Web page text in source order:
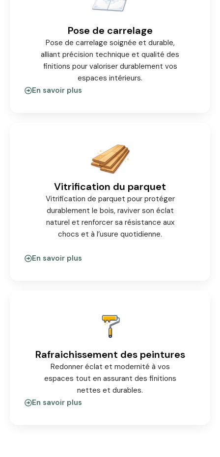
Pose de carrelage
Pose de carrelage soignée et durable,
alliant précision technique et qualité des
finitions pour valoriser durablement vos
espaces intérieurs.
En savoir plus
Vitrification du parquet
Vitrification de parquet pour protéger
durablement le bois, raviver son éclat
naturel et renforcer sa résistance aux
chocs et à l’usure quotidienne.
En savoir plus
Rafraichissement des peintures
Redonner éclat et modernité à vos
espaces tout en assurant des finitions
nettes et durables.
En savoir plus